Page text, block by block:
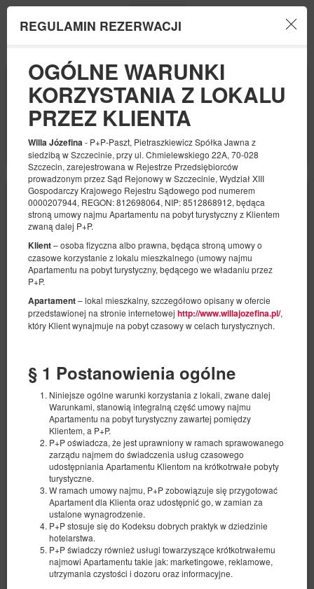
REGULAMIN REZERWACJI
OGÓLNE WARUNKI
KORZYSTANIA Z LOKALU
PRZEZ KLIENTA
Willa Józefina - P+P-Paszt, Pietraszkiewicz Spółka Jawna z
siedzibą w Szczecinie, przy ul. Chmielewskiego 22A, 70-028
Szczecin, zarejestrowana w Rejestrze Przedsiębiorców
prowadzonym przez Sąd Rejonowy w Szczecinie, Wydział XIII
Gospodarczy Krajowego Rejestru Sądowego pod numerem
0000207944, REGON: 812698064, NIP: 8512868912, będąca
stroną umowy najmu Apartamentu na pobyt turystyczny z Klientem
zwaną dalej P+P.
Klient– osoba fizyczna albo prawna, będąca stroną umowy o
czasowe korzystanie z lokalu mieszkalnego (umowy najmu
Apartamentu na pobyt turystyczny, będącego we władaniu przez
P+P.
Apartament– lokal mieszkalny, szczegółowo opisany w ofercie
przedstawionej na stronie internetowej http://www.willajozefina.pl/,
który Klient wynajmuje na pobyt czasowy w celach turystycznych.
§ 1 Postanowienia ogólne
Niniejsze ogólne warunki korzystania z lokali, zwane dalej
Warunkami, stanowią integralną część umowy najmu
Apartamentu na pobyt turystyczny zawartej pomiędzy
Klientem, a P+P.
P+P oświadcza, że jest uprawniony w ramach sprawowanego
zarządu najmem do świadczenia usług czasowego
udostępniania Apartamentu Klientom na krótkotrwałe pobyty
turystyczne.
W ramach umowy najmu, P+P zobowiązuje się przygotować
Apartament dla Klienta oraz udostępnić go, w zamian za
ustalone wynagrodzenie.
P+P stosuje się do Kodeksu dobrych praktyk w dziedzinie
hotelarstwa.
P+P świadczy również usługi towarzyszące krótkotrwałemu
najmowi Apartamentu takie jak: marketingowe, reklamowe,
utrzymania czystości i dozoru oraz informacyjne.
BEGINNING
09
AUGUST
2026
END
10
AUGUST
2026
NUMBER OF GUESTS
FILTERS
Apartment 19
Available number: 1
4 pers.
area 44,00 m2
1 bedroom
1 double bed (Double), 1 double sofa bed
2 pers. / 1 night
local charge a set of towels
Parking lot
Share
Details